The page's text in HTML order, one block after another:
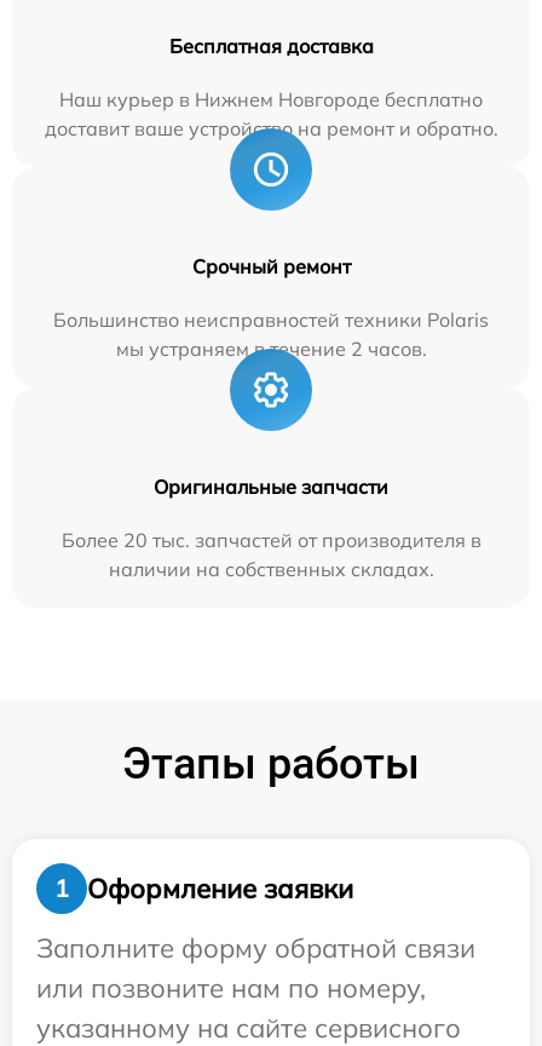
Бесплатная доставка
Наш курьер в Нижнем Новгороде бесплатно
доставит ваше устройство на ремонт и обратно.
Срочный ремонт
Большинство неисправностей техники Polaris
мы устраняем в течение 2 часов.
Оригинальные запчасти
Более 20 тыс. запчастей от производителя в
наличии на собственных складах.
Этапы работы
1
Оформление заявки
Заполните форму обратной связи
или позвоните нам по номеру,
указанному на сайте сервисного